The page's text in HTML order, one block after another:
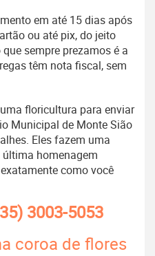
em até 15 dias após
ou até pix, do jeito
sempre prezamos é a
têm nota fiscal, sem
floricultura para enviar
Municipal de Monte Sião
Eles fazem uma
homenagem
como você
3003-5053
coroa de flores